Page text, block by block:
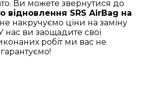
Ви можете звернутися до
відновлення SRS AirBag на
не накручуємо ціни на заміну
ви заощадите свої
робіт ми вас не